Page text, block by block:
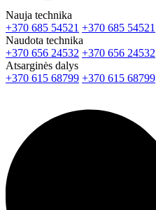
Nauja technika
+370 685 54521 +370 685 54521
Naudota technika
+370 656 24532 +370 656 24532
Atsarginės dalys
+370 615 68799 +370 615 68799